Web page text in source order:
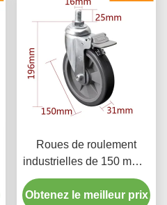
Roues de roulement
industrielles de 150 mm 6
pouces 130 kg rouleau de
roulement en TPU fileté
Obtenez le meilleur prix